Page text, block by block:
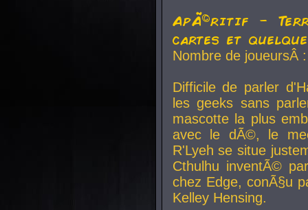
ApÃ©ritif -
cartes et
Nombre de
Difficile de parler
les geeks sans
mascotte la plus
avec le dÃ©, le
R'Lyeh se situe
Cthulhu inventÃ©
chez Edge, conÃ§u
Kelley Hensing.